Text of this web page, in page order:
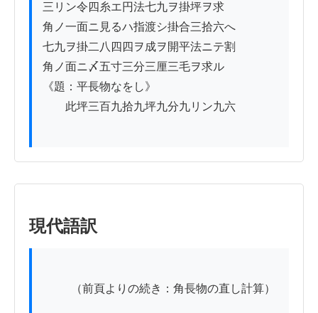
三リン令四糸エ円法七九ヲ掛坪ヲ求
角ノ一面ニ見るハ指渡シ掛合三拾六へ
七九ヲ掛二八四四ヲ成ヲ開平法ニテ割
角ノ面ニ〆五寸三分三厘三毛ヲ求ル
《題：平長物なをし》
此坪三百九拾九坪九分九リン九六
現代語訳